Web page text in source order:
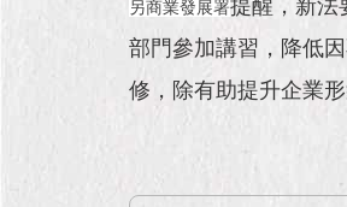
另商業發展署提醒，新法
部門參加講習，降低
修，除有助提升企業